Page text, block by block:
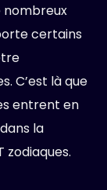
nombreux
certains
C’est là que
entrent en
la